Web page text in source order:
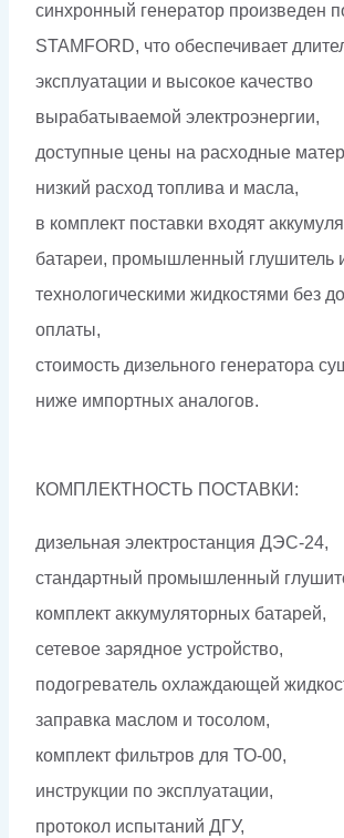
синхронный генератор произведен
STAMFORD, что обеспечивает
эксплуатации и высокое качество
вырабатываемой электроэнергии,
доступные цены на расходные
низкий расход топлива и масла,
в комплект поставки входят
батареи, промышленный глушитель
технологическими жидкостями без
оплаты,
стоимость дизельного генератора
ниже импортных аналогов.
КОМПЛЕКТНОСТЬ ПОСТАВКИ:
дизельная электростанция ДЭС-24,
стандартный промышленный
комплект аккумуляторных батарей,
сетевое зарядное устройство,
подогреватель охлаждающей
заправка маслом и тосолом,
комплект фильтров для ТО-00,
инструкции по эксплуатации,
протокол испытаний ДГУ,